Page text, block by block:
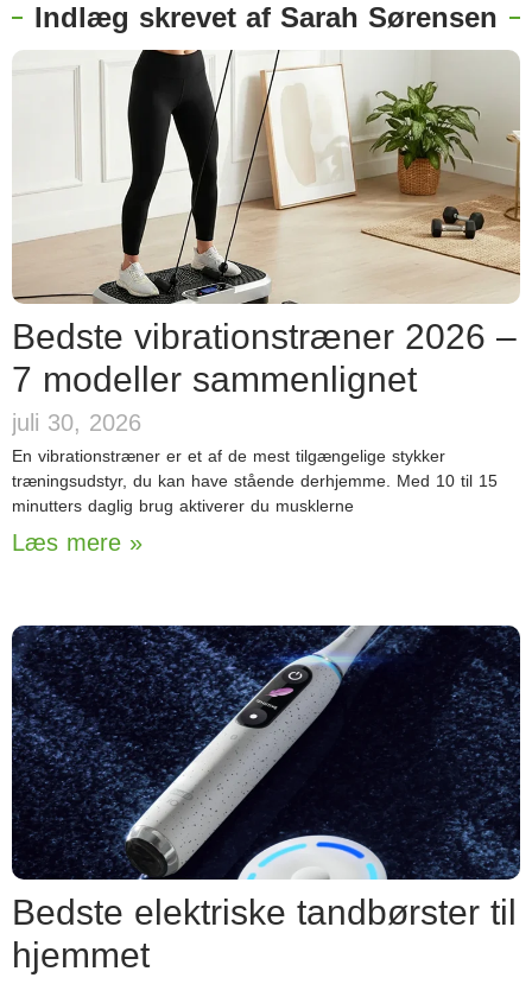
Indlæg skrevet af Sarah Sørensen
Bedste vibrationstræner 2026 –
7 modeller sammenlignet
juli 30, 2026
En vibrationstræner er et af de mest tilgængelige stykker
træningsudstyr, du kan have stående derhjemme. Med 10 til 15
minutters daglig brug aktiverer du musklerne
Læs mere »
Bedste elektriske tandbørster til
hjemmet